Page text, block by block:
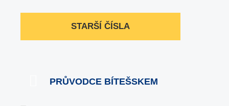
STARŠÍ ČÍSLA
PRŮVODCE BÍTEŠSKEM